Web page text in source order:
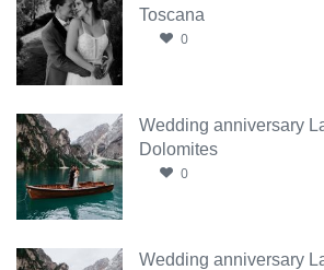
Toscana
0
Wedding anniversary
Dolomites
0
Wedding anniversary